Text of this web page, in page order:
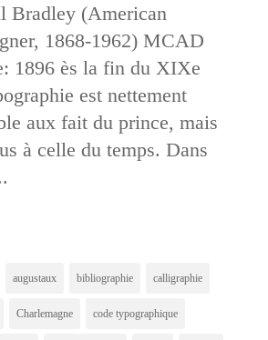
Bradley (American
1868-1962) MCAD
1896 ès la fin du XIXe
est nettement
aux fait du prince, mais
à celle du temps. Dans
augustaux bibliographie calligraphie
Charlemagne code typographique